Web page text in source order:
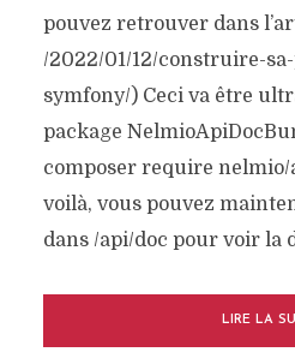
pouvez retrouver dans
/2022/01/12/construire-
symfony/) Ceci va être
package
composer require
voilà, vous pouvez
dans /api/doc pour voir la
LIRE LA